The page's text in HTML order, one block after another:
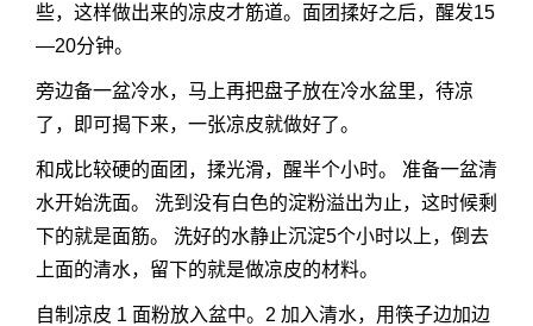
些，这样做出来的凉皮才筋道。面团揉好之后，醒发15
—20分钟。
旁边备一盆冷水，马上再把盘子放在冷水盆里，待凉
了，即可揭下来，一张凉皮就做好了。
和成比较硬的面团，揉光滑，醒半个小时。 准备一盆清
水开始洗面。 洗到没有白色的淀粉溢出为止，这时候剩
下的就是面筋。 洗好的水静止沉淀5个小时以上，倒去
上面的清水，留下的就是做凉皮的材料。
自制凉皮 1 面粉放入盆中。2 加入清水，用筷子边加边